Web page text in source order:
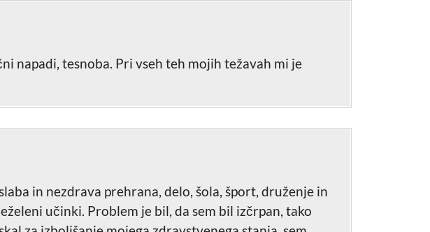
napadi, tesnoba. Pri vseh teh mojih težavah mi je
in nezdrava prehrana, delo, šola, šport, druženje in
učinki. Problem je bil, da sem bil izčrpan, tako